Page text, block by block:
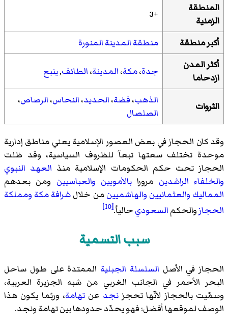
المنطقة
الزمنية
+3
أكبر منطقة
منطقة المدينة المنورة
أكثر المدن
ازدحاما
جدة،مكة،المدينة،الطائف,ينبع
الثروات الذهب،فضة،الحديد،النحاس،الرصاص،
الصلصال
وقد كان الحجاز في بعض العصور الإسلامية يعني مناطق إدارية
موحدة تختلف سعتها تبعآ للظروف السياسية، وقد ظلت
الحجاز تحت حكم الحكومات الإسلامية منذ العهد النبوي
والخلفاء الراشدين مرورا بالأمويين والعباسيين ومن بعدهم
المماليك والعثمانيين والهاشميينمن خلالشرافة مكة ومملكة
الحجازوالحكمالسعوديحالياً.[10]
سبب التسمية
الحجاز في الأصل السلسلة الجبلية الممتدة على طول ساحل
البحر الأحمر في الجانب الغربي من شبه الجزيرة العربية،
وسمّيت بالحجاز لأنّها تحجزنجد عن تهامة، وربّما يكون هذا
الوصف لموقعها أفضل؛ فهو يحدّد حدودها بين تهامة ونجد.